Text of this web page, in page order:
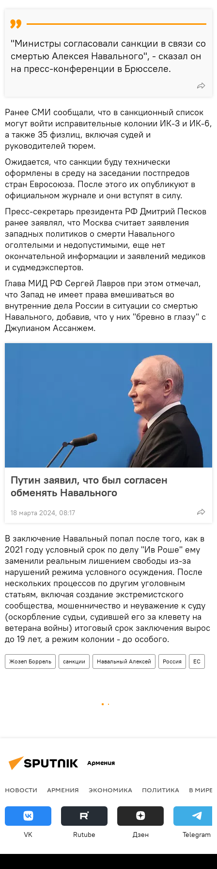
"Министры согласовали санкции в связи со
смертью Алексея Навального", - сказал он
на пресс-конференции в Брюсселе.
Ранее СМИ сообщали, что в санкционный список
могут войти исправительные колонии ИК-3 и ИК-6,
а также 35 физлиц, включая судей и
руководителей тюрем.
Ожидается, что санкции буду технически
оформлены в среду на заседании постпредов
стран Евросоюза. После этого их опубликуют в
официальном журнале и они вступят в силу.
Пресс-секретарь президента РФ Дмитрий Песков
ранее заявлял, что Москва считает заявления
западных политиков о смерти Навального
оголтелыми и недопустимыми, еще нет
окончательной информации и заявлений медиков
и судмедэкспертов.
Глава МИД РФ Сергей Лавров при этом отмечал,
что Запад не имеет права вмешиваться во
внутренние дела России в ситуации со смертью
Навального, добавив, что у них "бревно в глазу" с
Джулианом Ассанжем.
Путин заявил, что был согласен
обменять Навального
18 марта 2024, 08:17
В заключение Навальный попал после того, как в
2021 году условный срок по делу "Ив Роше" ему
заменили реальным лишением свободы из-за
нарушений режима условного осуждения. После
нескольких процессов по другим уголовным
статьям, включая создание экстремистского
сообщества, мошенничество и неуважение к суду
(оскорбление судьи, судившей его за клевету на
ветерана войны) итоговый срок заключения вырос
до 19 лет, а режим колонии - до особого.
Жозеп Боррель санкции Навальный Алексей Россия ЕС
Армения
НОВОСТИ АРМЕНИЯ ЭКОНОМИКА ПОЛИТИКА В МИРЕ
VK Rutube Дзен Telegram